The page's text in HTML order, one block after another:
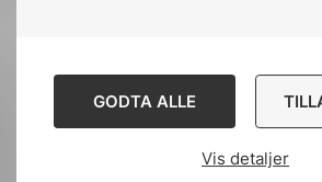
GODTA ALLE
Vis detaljer
Designed and developed